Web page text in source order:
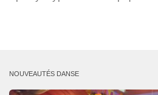
NOUVEAUTÉS DANSE